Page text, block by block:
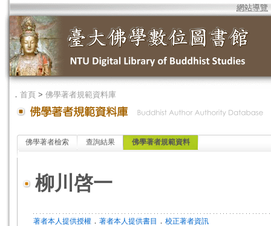
網站導覽
． 首頁 > 佛學著者規範資料庫
佛學著者檢索 查詢結果 佛學著者規範資料
柳川啓一
著者本人提供授權 ． 著者本人提供書目 ． 校正著者資訊